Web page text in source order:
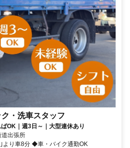
・洗車スタッフ
OK｜週3日～｜大型連休あり
出張所
より車8分 ◆車・バイク通勤OK